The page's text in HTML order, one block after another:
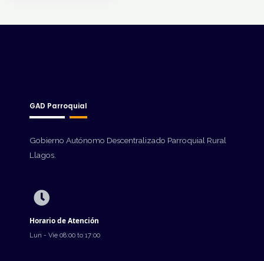
GAD Parroquial
Gobierno Autónomo Descentralizado Parroquial Rural
Llagos.
Horario de Atención
Lun - Vie 08:00 to 17:00